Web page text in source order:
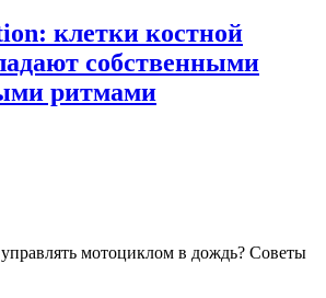
клетки костной
собственными
ритмами
мотоциклом в дождь? Советы